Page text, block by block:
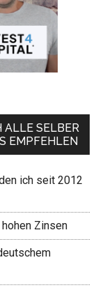
ALLE SELBER
EMPFEHLEN
ich seit 2012
Zinsen